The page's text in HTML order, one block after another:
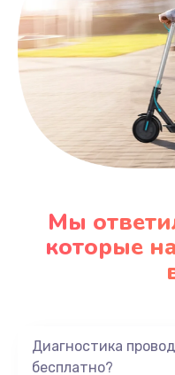
Мы
которые
Диагностика
бесплатно?